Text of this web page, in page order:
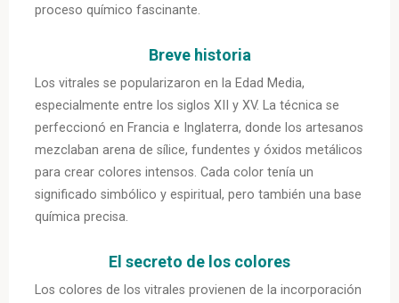
proceso químico fascinante.
Breve historia
Los vitrales se popularizaron en la Edad Media,
especialmente entre los siglos XII y XV. La técnica se
perfeccionó en Francia e Inglaterra, donde los artesanos
mezclaban arena de sílice, fundentes y óxidos metálicos
para crear colores intensos. Cada color tenía un
significado simbólico y espiritual, pero también una base
química precisa.
El secreto de los colores
Los colores de los vitrales provienen de la incorporación